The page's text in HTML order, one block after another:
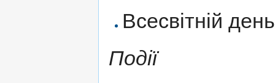
Всесвітній
Події